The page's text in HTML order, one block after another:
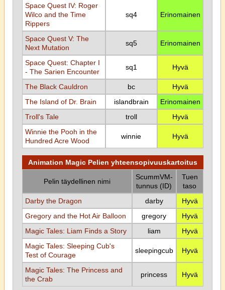
Space Quest IV: Roger
Wilco and the Time
Rippers
sq4 Erinomainen
Space Quest V: The
Next Mutation
sq5 Erinomainen
Space Quest: Chapter I
- The Sarien Encounter
sq1 Hyvä
The Black Cauldron bc
Hyvä
The Island of Dr. Brain
islandbrain
Erinomainen
Troll's Tale
troll
Hyvä
Winnie the Pooh in the
Hundred Acre Wood
winnie Hyvä
Animation Magic Pelien yhteensopivuuskartoitus
Pelin täydellinen nimi
ScummVM-
tunnus (ID)
Tuen
taso
Darby the Dragon
darby
Hyvä
Gregory and the Hot Air Balloon
gregory
Hyvä
Magic Tales: Liam Finds a Story
liam
Hyvä
Magic Tales: Sleeping Cub's
Test of Courage
sleepingcub Hyvä
Magic Tales: The Princess and
the Crab
princess Hyvä